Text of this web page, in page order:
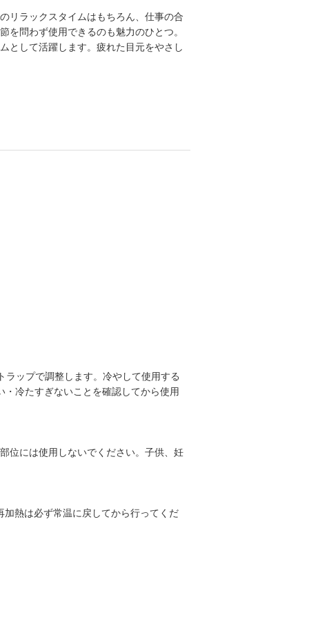
リラックスタイムはもちろん、仕事の合
問わず使用できるのも魅力のひとつ。
として活躍します。疲れた目元をやさし
ップで調整します。冷やして使用する
冷たすぎないことを確認してから使用
位には使用しないでください。子供、妊
熱は必ず常温に戻してから行ってくだ